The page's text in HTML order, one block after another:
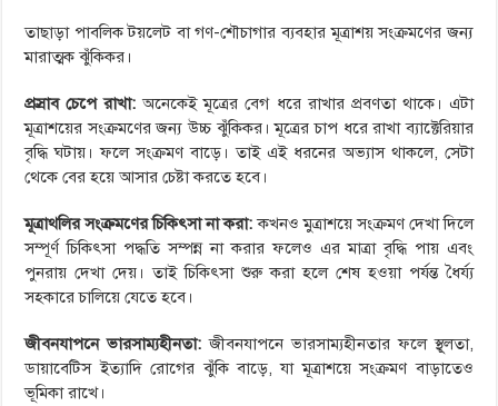
তাছাড়া পাবলিক টয়লেট বা গণ-শৌচাগার ব্যবহার মূত্রাশয় সংক্রমণের জন্য
মারাত্মক ঝুঁকিকর।
প্রস্রাব চেপে রাখা: অনেকেই মূত্রের বেগ ধরে রাখার প্রবণতা থাকে। এটা
মূত্রাশয়ের সংক্রমণের জন্য উচ্চ ঝুঁকিকর। মূত্রের চাপ ধরে রাখা ব্যাক্টেরিয়ার
বৃদ্ধি ঘটায়। ফলে সংক্রমণ বাড়ে। তাই এই ধরনের অভ্যাস থাকলে, সেটা
থেকে বের হয়ে আসার চেষ্টা করতে হবে।
মূত্রাথলির সংক্রমণের চিকিৎসা না করা:কখনও মুত্রাশয়ে সংক্রমণ দেখা দিলে
সম্পূর্ণ চিকিৎসা পদ্ধতি সম্পন্ন না করার ফলেও এর মাত্রা বৃদ্ধি পায় এবং
পুনরায় দেখা দেয়। তাই চিকিৎসা শুরু করা হলে শেষ হওয়া পর্যন্ত ধৈর্য্য
সহকারে চালিয়ে যেতে হবে।
জীবনযাপনে ভারসাম্যহীনতা: জীবনযাপনে ভারসাম্যহীনতার ফলে স্থূলতা,
ডায়াবেটিস ইত্যাদি রোগের ঝুঁকি বাড়ে, যা মূত্রাশয়ে সংক্রমণ বাড়াতেও
ভূমিকা রাখে।